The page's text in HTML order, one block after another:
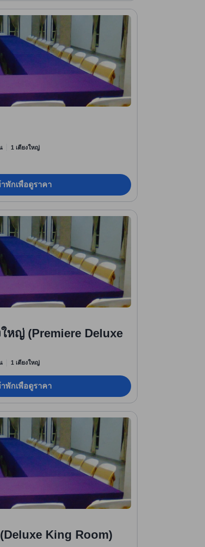
1 เตียงใหญ่
าพักเพื่อดูราคา
หญ่ (Premiere Deluxe
1 เตียงใหญ่
าพักเพื่อดูราคา
King Room)